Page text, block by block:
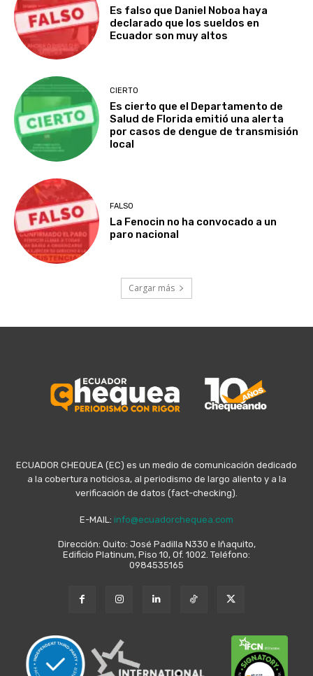
Es falso que Daniel Noboa haya
declarado que los sueldos en
Ecuador son muy altos
CIERTO
Es cierto que el Departamento de
Salud de Florida emitió una alerta
por casos de dengue de transmisión
local
FALSO
La Fenocin no ha convocado a un
paro nacional
Cargar más
ECUADOR CHEQUEA (EC) es un medio de comunicación dedicado
a la cobertura noticiosa, al periodismo de largo aliento y a la
verificación de datos (fact-checking).
E-MAIL: info@ecuadorchequea.com
Dirección: Quito: José Padilla N330 e Iñaquito,
Edificio Platinum, Piso 10, Of. 1002. Teléfono:
0984535165